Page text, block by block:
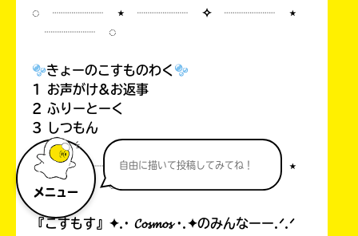
メニュー
自由に描いて投稿してみてね！
◌ ┈┈┈┈ ⋆ ┈┈┈┈ ✧ ┈┈┈┈ ⋆
┈┈┈┈ ◌
きょーのこすものわく
1 お声がけ&お返事
2 ふりーとーく
3 しつもん
◌ ┈┈┈┈ ⋆ ┈┈┈┈ ✧ ┈┈┈┈ ⋆
┈┈┈┈ ◌
『こすもす』✦.· 𝓒𝓸𝓼𝓶𝓸𝓼 ·.✦のみんなーー.ᐟ.ᐟ